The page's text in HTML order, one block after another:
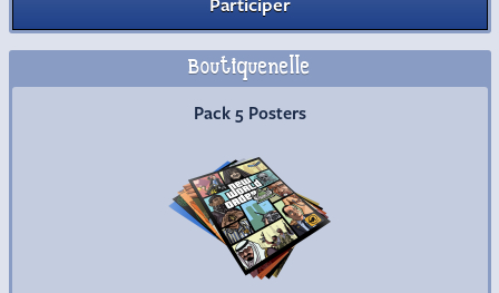
Participer
Boutiquenelle
Pack 5 Posters
Commander